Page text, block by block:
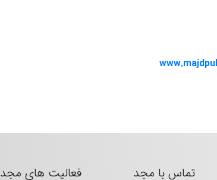
تماس با مجد فعالیت های مجد